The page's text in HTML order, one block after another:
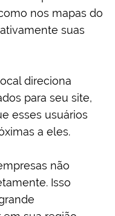
nos mapas do
suas
direciona
para seu site,
esses usuários
a eles.
não
Isso